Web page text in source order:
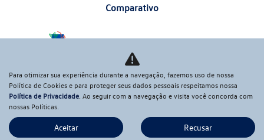
Comparativo
Desacelere. Seu bem maior é a vida.
Desenvolvido pela DEALERSPACE ® Direitos Reservados.
Para otimizar sua experiência durante a navegação, fazemos uso de nossa
Política de Cookies e para proteger seus dados pessoais respeitamos nossa
Política de Privacidade. Ao seguir com a navegação e visita você concorda com
nossas Políticas.
Aceitar Recusar